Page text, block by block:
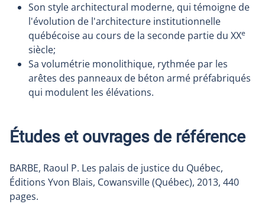
Son style architectural moderne, qui témoigne de
l'évolution de l'architecture institutionnelle
québécoise au cours de la seconde partie du XXe
siècle;
Sa volumétrie monolithique, rythmée par les
arêtes des panneaux de béton armé préfabriqués
qui modulent les élévations.
Études et ouvrages de référence
BARBE, Raoul P. Les palais de justice du Québec,
Éditions Yvon Blais, Cowansville (Québec), 2013, 440
pages.